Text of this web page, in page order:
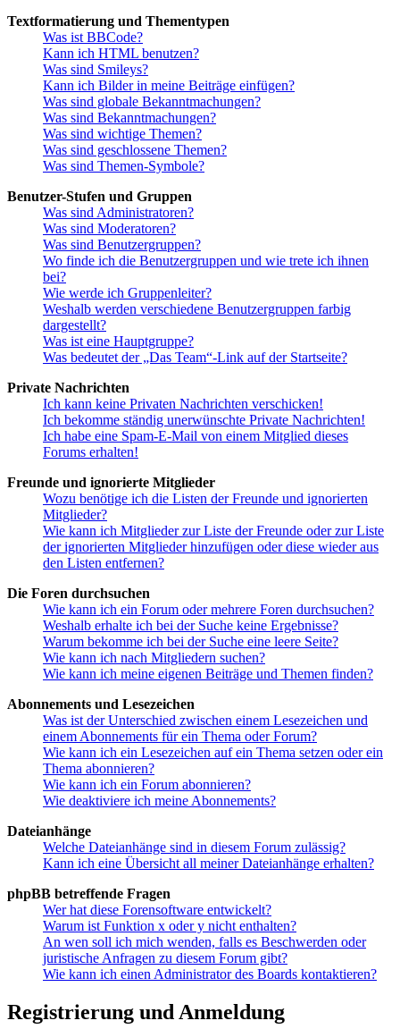
Textformatierung und Thementypen
Was ist BBCode?
Kann ich HTML benutzen?
Was sind Smileys?
Kann ich Bilder in meine Beiträge einfügen?
Was sind globale Bekanntmachungen?
Was sind Bekanntmachungen?
Was sind wichtige Themen?
Was sind geschlossene Themen?
Was sind Themen-Symbole?
Benutzer-Stufen und Gruppen
Was sind Administratoren?
Was sind Moderatoren?
Was sind Benutzergruppen?
Wo finde ich die Benutzergruppen und wie trete ich ihnen
bei?
Wie werde ich Gruppenleiter?
Weshalb werden verschiedene Benutzergruppen farbig
dargestellt?
Was ist eine Hauptgruppe?
Was bedeutet der „Das Team“-Link auf der Startseite?
Private Nachrichten
Ich kann keine Privaten Nachrichten verschicken!
Ich bekomme ständig unerwünschte Private Nachrichten!
Ich habe eine Spam-E-Mail von einem Mitglied dieses
Forums erhalten!
Freunde und ignorierte Mitglieder
Wozu benötige ich die Listen der Freunde und ignorierten
Mitglieder?
Wie kann ich Mitglieder zur Liste der Freunde oder zur Liste
der ignorierten Mitglieder hinzufügen oder diese wieder aus
den Listen entfernen?
Die Foren durchsuchen
Wie kann ich ein Forum oder mehrere Foren durchsuchen?
Weshalb erhalte ich bei der Suche keine Ergebnisse?
Warum bekomme ich bei der Suche eine leere Seite?
Wie kann ich nach Mitgliedern suchen?
Wie kann ich meine eigenen Beiträge und Themen finden?
Abonnements und Lesezeichen
Was ist der Unterschied zwischen einem Lesezeichen und
einem Abonnements für ein Thema oder Forum?
Wie kann ich ein Lesezeichen auf ein Thema setzen oder ein
Thema abonnieren?
Wie kann ich ein Forum abonnieren?
Wie deaktiviere ich meine Abonnements?
Dateianhänge
Welche Dateianhänge sind in diesem Forum zulässig?
Kann ich eine Übersicht all meiner Dateianhänge erhalten?
phpBB betreffende Fragen
Wer hat diese Forensoftware entwickelt?
Warum ist Funktion x oder y nicht enthalten?
An wen soll ich mich wenden, falls es Beschwerden oder
juristische Anfragen zu diesem Forum gibt?
Wie kann ich einen Administrator des Boards kontaktieren?
Registrierung und Anmeldung